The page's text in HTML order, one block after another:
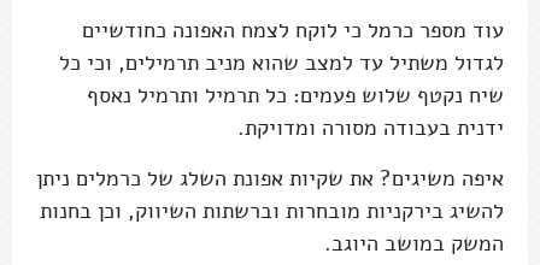
עוד מספר כרמל כי לוקח לצמח האפונה כחודשיים
לגדול משתיל עד למצב שהוא מניב תרמילים, וכי כל
שיח נקטף שלוש פעמים: כל תרמיל ותרמיל נאסף
ידנית בעבודה מסורה ומדויקת.
איפה משיגים? את שקיות אפונת השלג של כרמלים ניתן
להשיג בירקניות מובחרות וברשתות השיווק, וכן בחנות
המשק במושב היוגב.